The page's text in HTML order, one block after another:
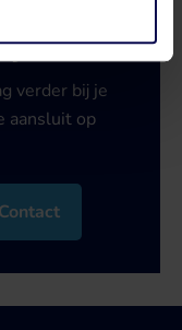
verder bij je
aansluit op
Contact